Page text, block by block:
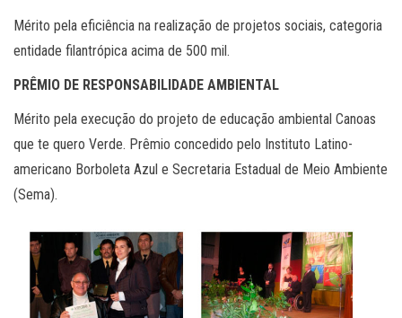
Mérito pela eficiência na realização de projetos sociais, categoria
entidade filantrópica acima de 500 mil.
PRÊMIO DE RESPONSABILIDADE AMBIENTAL
Mérito pela execução do projeto de educação ambiental Canoas
que te quero Verde. Prêmio concedido pelo Instituto Latino-
americano Borboleta Azul e Secretaria Estadual de Meio Ambiente
(Sema).